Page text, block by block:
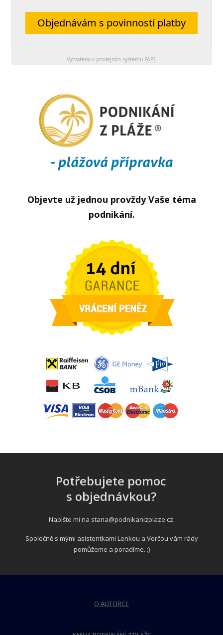
Objednávám s povinností platby
Vytvořeno v prodejním systému FAPI.
Objevte už jednou provždy Vaše téma
podnikání.
Potřebujete pomoc
s objednávkou?
Napište mi na stana@podnikanizplaze.cz.
Společně s mými asistentkami Lenkou a Verčou vám rády
pomůžeme a poradíme. :)
O AUTORCE